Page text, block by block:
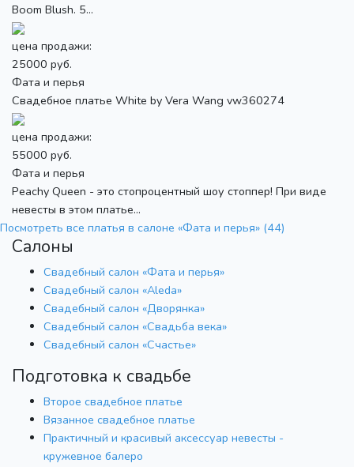
Boom Blush. 5...
цена продажи:
25000 руб.
Фата и перья
Свадебное платье White by Vera Wang vw360274
цена продажи:
55000 руб.
Фата и перья
Peachy Queen - это стопроцентный шоу стоппер! При виде
невесты в этом платье...
Посмотреть все платья в салоне «Фата и перья» (44)
Салоны
Свадебный салон «Фата и перья»
Свадебный салон «Aleda»
Свадебный салон «Дворянка»
Свадебный салон «Свадьба века»
Свадебный салон «Счастье»
Подготовка к свадьбе
Второе свадебное платье
Вязанное свадебное платье
Практичный и красивый аксессуар невесты -
кружевное балеро